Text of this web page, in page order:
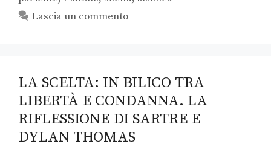
Lascia un commento
LA SCELTA: IN BILICO TRA
LIBERTÀ E CONDANNA. LA
RIFLESSIONE DI SARTRE E
DYLAN THOMAS